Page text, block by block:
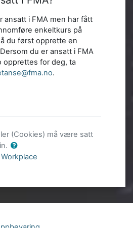
ansatt i FMA men har fått
enkeltkurs på
du først opprette en
du er ansatt i FMA
opprettes for deg, ta
.
(Cookies) må være satt